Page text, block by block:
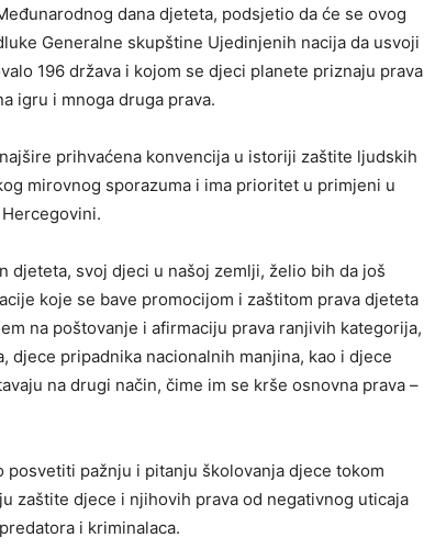
dana djeteta, podsjetio da će se ovog
Generalne skupštine Ujedinjenih nacija da usvoji
196 država i kojom se djeci planete priznaju prava
igru i mnoga druga prava.
prihvaćena konvencija u istoriji zaštite ljudskih
mirovnog sporazuma i ima prioritet u primjeni u
djeteta, svoj djeci u našoj zemlji, želio bih da još
koje se bave promocijom i zaštitom prava djeteta
na poštovanje i afirmaciju prava ranjivih kategorija,
djece pripadnika nacionalnih manjina, kao i djece
na drugi način, čime im se krše osnovna prava –
posvetiti pažnju i pitanju školovanja djece tokom
zaštite djece i njihovih prava od negativnog uticaja
i kriminalaca.